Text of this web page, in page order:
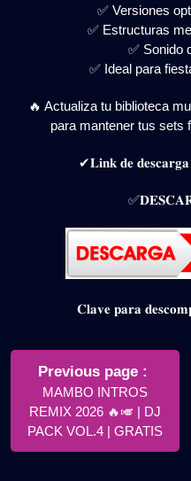
✅ Versiones
✅ Estructuras
✅ Sonido
✅ Ideal para
🔥 Actualiza tu biblioteca
para mantener tus sets
✔𝐋𝐢𝐧𝐤 𝐝𝐞 𝐝𝐞𝐬𝐜𝐚𝐫𝐠𝐚
𝐂𝐥𝐚𝐯𝐞 𝐩𝐚𝐫𝐚
Navegación
entradas
Previous page
MAMBO INTROS
REMIX 2026 🔥🎺 | DJ
PACK VOL.4 | GRATIS